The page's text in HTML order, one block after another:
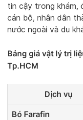
tin cậy trong khám,
cán bộ, nhân dân
nước ngoài và du
Bảng giá vật lý trị
Tp.HCM
Dịch vụ
Bó Farafin